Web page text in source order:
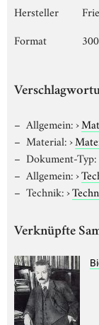
Hersteller
Format
Allgemein:›
Material:›
Dokument-Typ:
Allgemein:›
Technik:›
Verknüpfte